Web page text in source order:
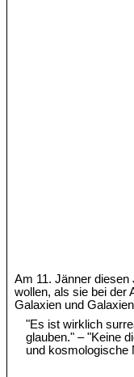
Am 11. Jänner
wollen, als sie bei der
Galaxien und
"Es ist wirklich
glauben." – "Keine
und kosmologische